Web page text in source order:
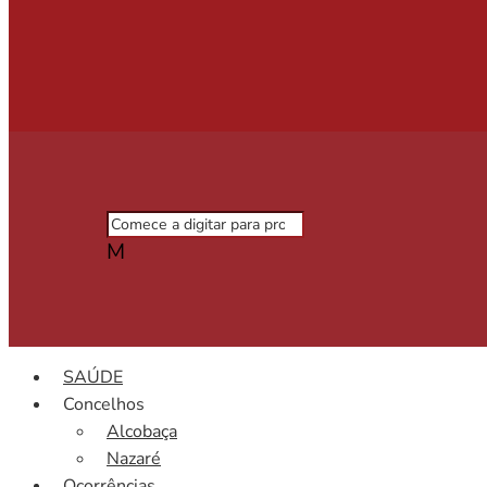
M
SAÚDE
Concelhos
Alcobaça
Nazaré